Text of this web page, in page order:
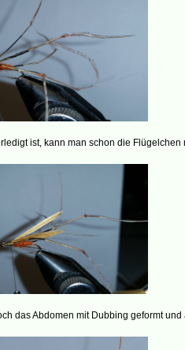
ist, kann man schon die
das Abdomen mit Dubbing geformt